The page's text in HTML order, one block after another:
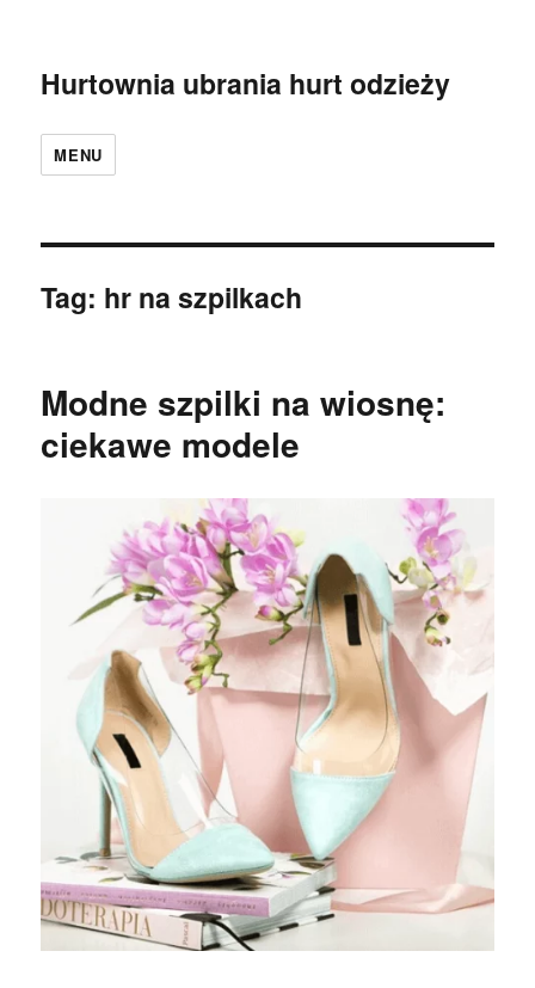
Hurtownia ubrania hurt odzieży
MENU
Tag: hr na szpilkach
Modne szpilki na wiosnę:
ciekawe modele